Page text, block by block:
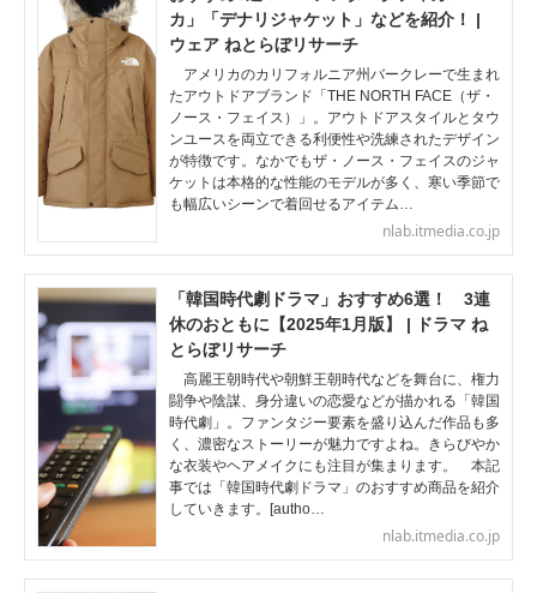
カ」「デナリジャケット」などを紹介！ |
ウェア ねとらぼリサーチ
アメリカのカリフォルニア州バークレーで生まれ
たアウトドアブランド「THE NORTH FACE（ザ・
ノース・フェイス）」。アウトドアスタイルとタウ
ンユースを両立できる利便性や洗練されたデザイン
が特徴です。なかでもザ・ノース・フェイスのジャ
ケットは本格的な性能のモデルが多く、寒い季節で
も幅広いシーンで着回せるアイテム…
nlab.itmedia.co.jp
「韓国時代劇ドラマ」おすすめ6選！ 3連
休のおともに【2025年1月版】 | ドラマ ね
とらぼリサーチ
高麗王朝時代や朝鮮王朝時代などを舞台に、権力
闘争や陰謀、身分違いの恋愛などが描かれる「韓国
時代劇」。ファンタジー要素を盛り込んだ作品も多
く、濃密なストーリーが魅力ですよね。きらびやか
な衣装やヘアメイクにも注目が集まります。 本記
事では「韓国時代劇ドラマ」のおすすめ商品を紹介
していきます。[autho…
nlab.itmedia.co.jp